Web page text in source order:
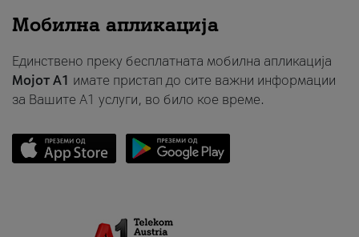
Мобилна апликација
Единствено преку бесплатната мобилна апликација
Мојот A1 имате пристап до сите важни информации
за Вашите A1 услуги, во било кое време.